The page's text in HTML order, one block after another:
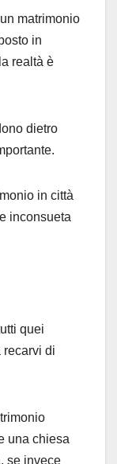
matrimonio
in
realtà è
dietro
in città
inconsueta
quei
recarvi di
una chiesa
se invece